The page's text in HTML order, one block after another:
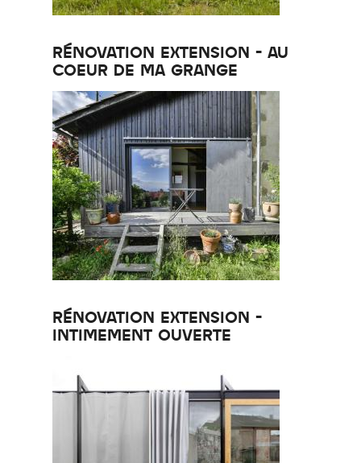
RÉNOVATION EXTENSION - AU
COEUR DE MA GRANGE
RÉNOVATION EXTENSION -
INTIMEMENT OUVERTE